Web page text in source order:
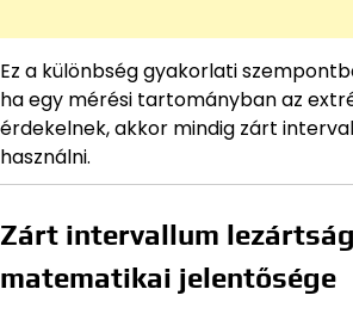
Ez a különbség gyakorlati
ha egy mérési tartományban az
érdekelnek, akkor mindig zárt
használni.
Zárt intervallum
matematikai jelentősége